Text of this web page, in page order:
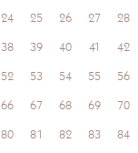
24 25 26 27
28
38 39 40 41
42
52 53 54 55
56
66 67 68 69
70
80 81 82 83
84